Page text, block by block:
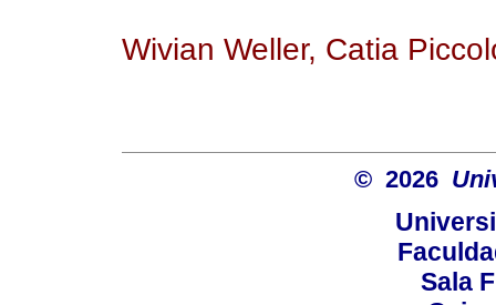
Wivian Weller, Catia
© 2026
Sala